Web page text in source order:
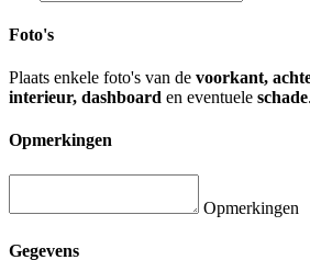
Foto's
Plaats enkele foto's van de voorkant,
interieur, dashboard en eventuele schade.
Opmerkingen
Opmerkingen
Gegevens